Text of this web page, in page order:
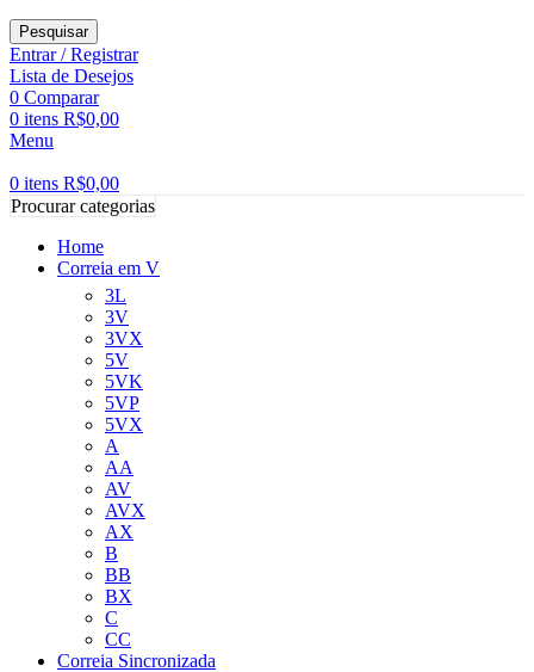
Pesquisar
Entrar / Registrar
Lista de Desejos
0 Comparar
0 itens R$0,00
Menu
0 itens R$0,00
Procurar categorias
Home
Correia em V
3L
3V
3VX
5V
5VK
5VP
5VX
A
AA
AV
AVX
AX
B
BB
BX
C
CC
Correia Sincronizada